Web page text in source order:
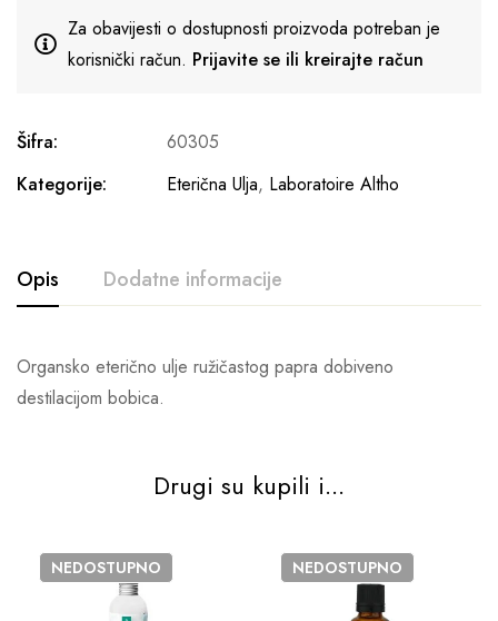
Za obavijesti o dostupnosti proizvoda potreban je
korisnički račun. Prijavite se ili kreirajte račun
Šifra:
60305
Kategorije:
Eterična Ulja, Laboratoire Altho
Opis Dodatne informacije
Organsko eterično ulje ružičastog papra dobiveno
destilacijom bobica.
Drugi su kupili i...
NEDOSTUPNO NEDOSTUPNO